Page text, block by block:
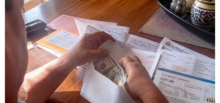
Nhật Bản buộc TEPCO bồi thường về sự
cố rò rỉ hạt nhân Fukushima
04/03/2022 09:55
Tòa án Tối cao Nhật Bản đã bác kháng cáo của TEPCO
- đơn vị vận hành nhà máy điện hạt nhân Fukushima số
1, khẳng định công ty này đã lơ là trong việc thực hiện